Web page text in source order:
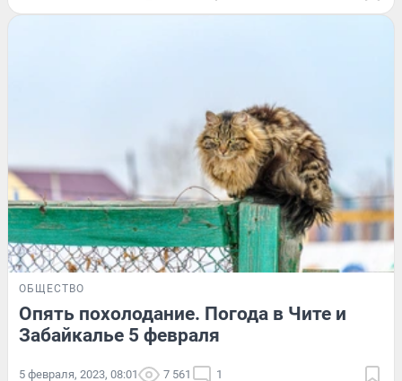
ОБЩЕСТВО
Опять похолодание. Погода в Чите и
Забайкалье 5 февраля
5 февраля, 2023, 08:01 7 561 1